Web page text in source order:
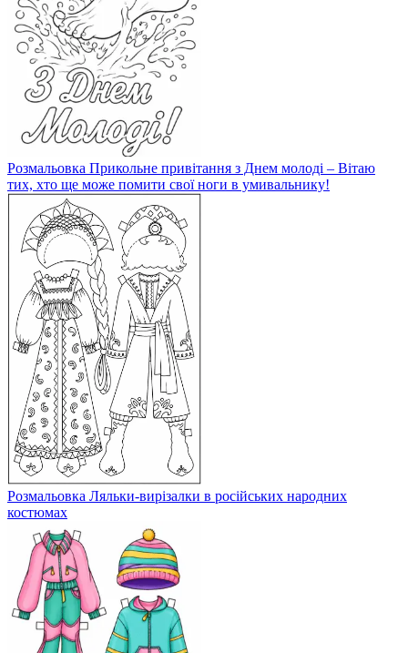
Розмальовка Прикольне привітання з Днем молоді – Вітаю
тих, хто ще може помити свої ноги в умивальнику!
Розмальовка Ляльки-вирізалки в російських народних
костюмах